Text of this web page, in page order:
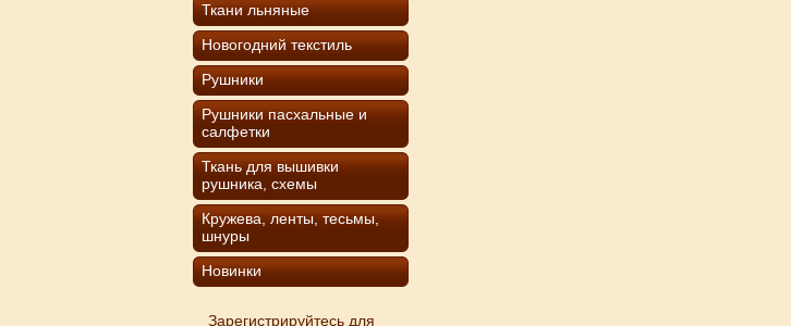
Ткани льняные
Новогодний текстиль
Рушники
Рушники пасхальные и
салфетки
Ткань для вышивки
рушника, схемы
Кружева, ленты, тесьмы,
шнуры
Новинки
Зарегистрируйтесь для